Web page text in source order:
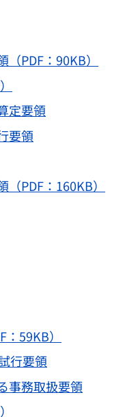
PDF：90KB）
定要領
要領
PDF：160KB）
59KB）
行要領
事務取扱要領